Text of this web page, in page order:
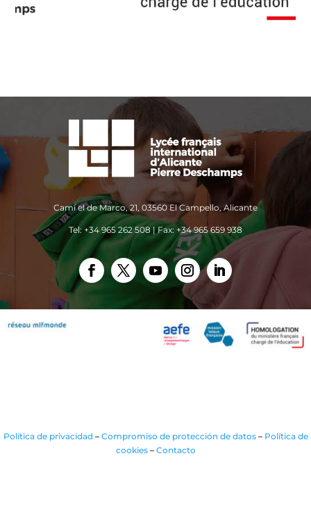
Camí el de Marco, 21, 03560 El Campello, Alicante
Tel: +34 965 262 508 | Fax: +34 965 659 938
Política de privacidad – Compromiso de protección de datos– Política de
cookies– Contacto